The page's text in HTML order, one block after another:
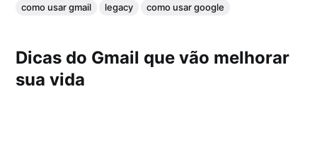
como usar gmail legacy como usar google
Dicas do Gmail que vão melhorar
sua vida